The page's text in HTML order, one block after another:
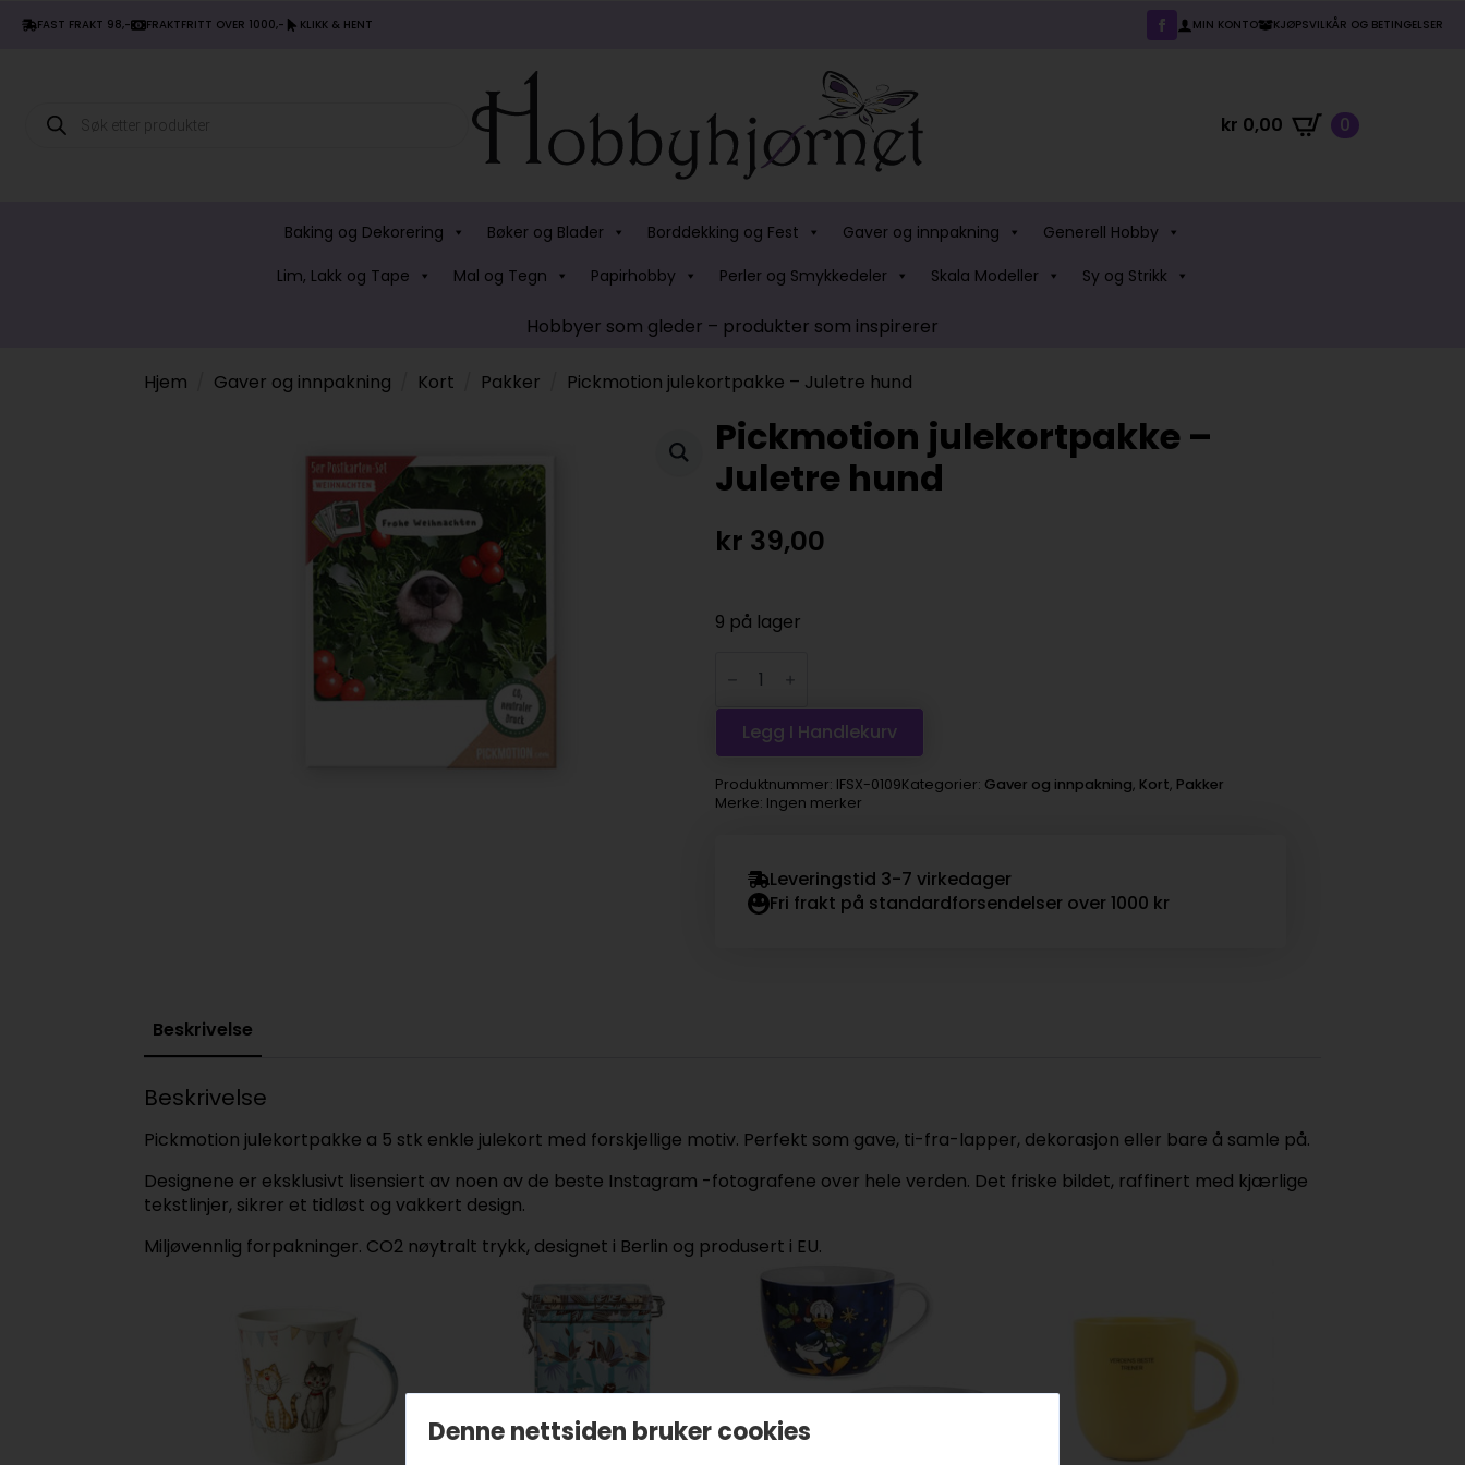
FAST FRAKT 98,- FRAKTFRITT OVER 1000,- KLIKK & HENT MIN KONTO KJØPSVILKÅR OG BETINGELSER
Products
search kr 0,00 0
Baking og Dekorering Bøker og Blader Borddekking og Fest Gaver og innpakning
Generell Hobby
Lim, Lakk og Tape
Mal og Tegn Papirhobby Perler og Smykkedeler Skala Modeller Sy og Strikk
Hobbyer som gleder – produkter som inspirerer
Hjem Gaver og innpakning Kort Pakker Pickmotion julekortpakke – Juletre hund
Pickmotion julekortpakke –
Juletre hund
kr 39,00
9 på lager
julekortpakke
Juletre
hund
antall
Legg I Handlekurv
Produktnummer: IFSX-0109Kategorier: Gaver og innpakning, Kort, Pakker
Merke: Ingen merker
Leveringstid 3-7 virkedager
Fri frakt på standardforsendelser over 1000 kr
Beskrivelse
Beskrivelse
Pickmotion julekortpakke a 5 stk enkle julekort med forskjellige motiv. Perfekt som gave, ti-fra-lapper, dekorasjon eller bare å samle på.
Designene er eksklusivt lisensiert av noen av de beste Instagram -fotografene over hele verden. Det friske bildet, raffinert med kjærlige
tekstlinjer, sikrer et tidløst og vakkert design.
Miljøvennlig forpakninger. CO2 nøytralt trykk, designet i Berlin og produsert i EU.
Denne nettsiden bruker cookies